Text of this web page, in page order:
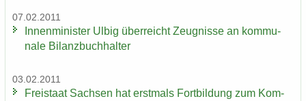
07.02.2011
In­nen­mi­nis­ter Ulbig über­reicht Zeug­nis­se an kom­mu­
na­le Bi­lanz­buch­hal­ter
03.02.2011
Frei­staat Sach­sen hat erst­mals Fort­bil­dung zum Kom­